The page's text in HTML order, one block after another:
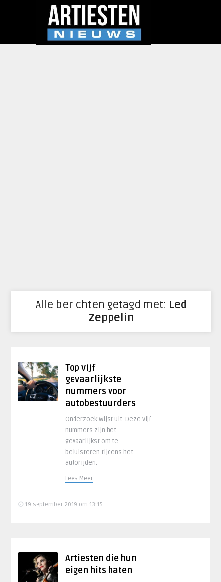
Alle berichten getagd met: Led
Zeppelin
Top vijf
gevaarlijkste
nummers voor
autobestuurders
Onderzoek wijst uit: Deze vijf
nummers zijn het
gevaarlijkst om te
beluisteren tijdens het
autorijden.
Lees Meer
19 september 2019 om 13:15
Artiesten die hun
eigen hits haten